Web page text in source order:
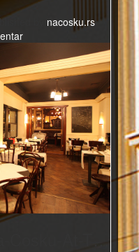
by nacosku.rs